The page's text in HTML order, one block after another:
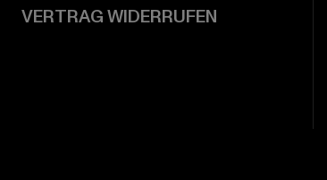
VERTRAG WIDERRUFEN